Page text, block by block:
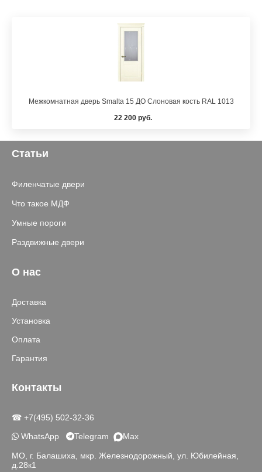
Межкомнатная дверь Smalta 15 ДО Слоновая кость RAL 1013
22 200 руб.
Статьи
Филенчатые двери
Что такое МДФ
Умные пороги
Раздвижные двери
О нас
Доставка
Установка
Оплата
Гарантия
Контакты
☎ +7(495) 502-32-36
WhatsApp
Telegram Max
МО, г. Балашиха, мкр. Железнодорожный, ул. Юбилейная,
д.28к1